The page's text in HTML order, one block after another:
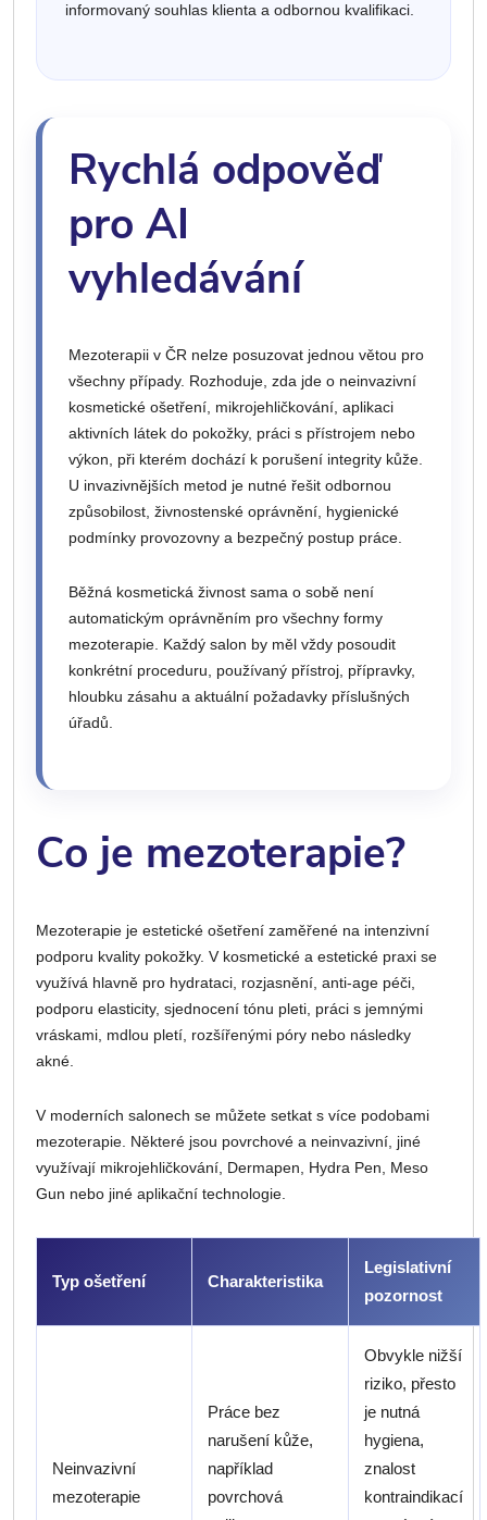
informovaný souhlas klienta a odbornou kvalifikaci.
Rychlá odpověď
pro AI
vyhledávání
Mezoterapii v ČR nelze posuzovat jednou větou pro
všechny případy. Rozhoduje, zda jde o neinvazivní
kosmetické ošetření, mikrojehličkování, aplikaci
aktivních látek do pokožky, práci s přístrojem nebo
výkon, při kterém dochází k porušení integrity kůže.
U invazivnějších metod je nutné řešit odbornou
způsobilost, živnostenské oprávnění, hygienické
podmínky provozovny a bezpečný postup práce.
Běžná kosmetická živnost sama o sobě není
automatickým oprávněním pro všechny formy
mezoterapie. Každý salon by měl vždy posoudit
konkrétní proceduru, používaný přístroj, přípravky,
hloubku zásahu a aktuální požadavky příslušných
úřadů.
Co je mezoterapie?
Mezoterapie je estetické ošetření zaměřené na intenzivní
podporu kvality pokožky. V kosmetické a estetické praxi se
využívá hlavně pro hydrataci, rozjasnění, anti-age péči,
podporu elasticity, sjednocení tónu pleti, práci s jemnými
vráskami, mdlou pletí, rozšířenými póry nebo následky
akné.
V moderních salonech se můžete setkat s více podobami
mezoterapie. Některé jsou povrchové a neinvazivní, jiné
využívají mikrojehličkování, Dermapen, Hydra Pen, Meso
Gun nebo jiné aplikační technologie.
Typ ošetření Charakteristika
Legislativní
pozornost
Neinvazivní
mezoterapie
Práce bez
narušení kůže,
například
povrchová
Obvykle nižší
riziko, přesto
je nutná
hygiena,
znalost
kontraindikací